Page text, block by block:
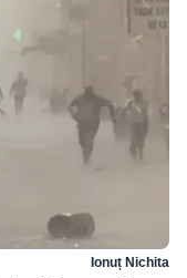
Ionuț Nichita